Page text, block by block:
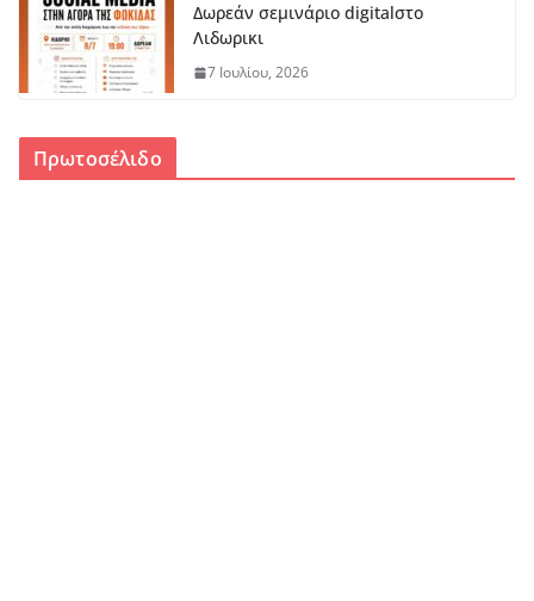
Δωρεάν σεμινάριο digitalστο
Λιδωρικι
7 Ιουλίου, 2026
Πρωτοσέλιδο